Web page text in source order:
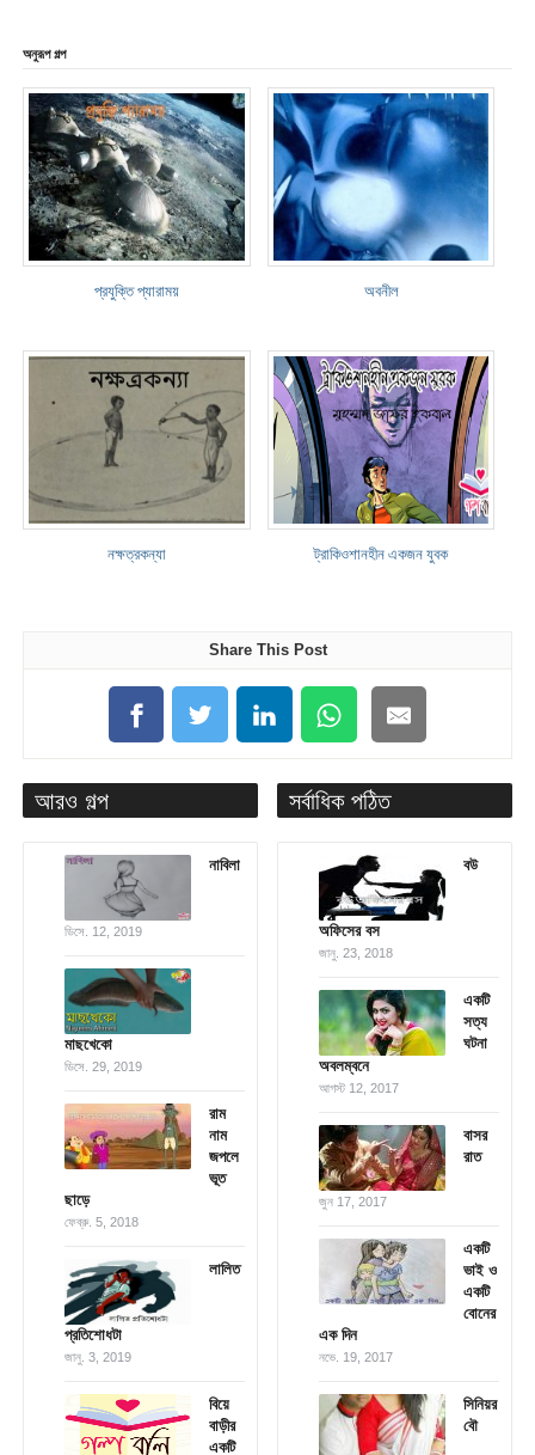
অনুরূপ গল্প
প্রযুক্তি প্যারাময় অবনীল
নক্ষত্রকন্যা ট্রাকিওশানহীন একজন যুবক
Share This Post
আরও গল্প
নাবিলা
ডিসে. 12, 2019
মাছখেকো
ডিসে. 29, 2019
রাম
নাম
জপলে
ভূত
ছাড়ে
ফেব্রু. 5, 2018
লালিত
প্রতিশোধটা
জানু. 3, 2019
বিয়ে
বাড়ীর
একটি
সর্বাধিক পঠিত
বউ
অফিসের বস
জানু. 23, 2018
একটি
সত্য
ঘটনা
অবলম্বনে
আগস্ট 12, 2017
বাসর
রাত
জুন 17, 2017
একটি
ভাই ও
একটি
বোনের
এক দিন
নভে. 19, 2017
সিনিয়র
বৌ